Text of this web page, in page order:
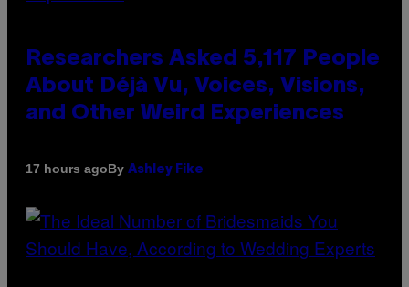
Researchers Asked 5,117 People
About Déjà Vu, Voices, Visions,
and Other Weird Experiences
17 hours agoBy Ashley Fike